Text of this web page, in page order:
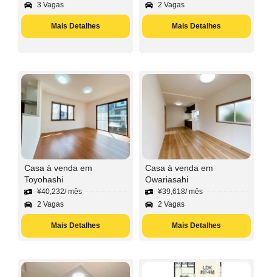
3 Vagas
Mais Detalhes
2 Vagas
Mais Detalhes
Casa à venda em
Toyohashi
¥40,232/ mês
2 Vagas
Mais Detalhes
Casa à venda em
Owariasahi
¥39,618/ mês
2 Vagas
Mais Detalhes